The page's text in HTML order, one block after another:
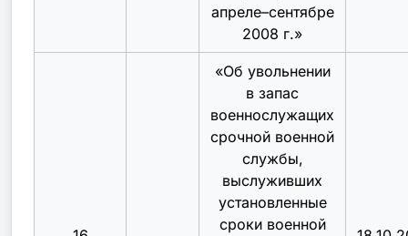
апреле–сентябре
2008 г.»
«Об увольнении
в запас
военнослужащих
срочной военной
службы,
выслуживших
установленные
сроки военной